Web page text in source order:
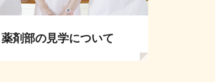
薬剤部の見学について